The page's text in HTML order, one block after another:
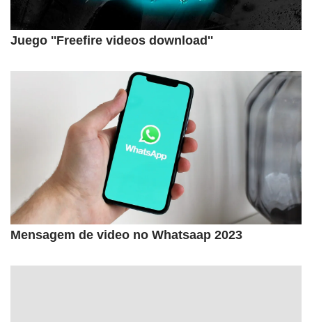
Juego ''Freefire videos download''
Mensagem de video no Whatsaap 2023